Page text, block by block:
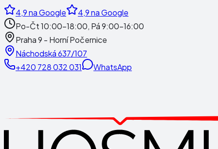
4,9na Google 4,9na Google
Po-Čt 10:00-18:00, Pá 9:00-16:00
Praha 9 - Horní Počernice
Náchodská 637/107
+420 728 032 031
WhatsApp